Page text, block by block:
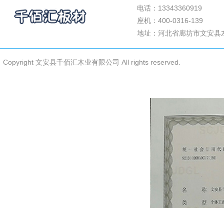
关于我们
案例展示
联系我们
Copyright 文安县千佰汇木业有限公司 All rights reserved.
电话：13343360919
座机：400-0316-139
地址：河北省廊坊市文安县